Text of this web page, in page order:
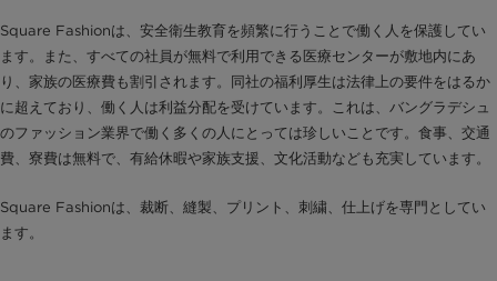
Square Fashionは、安全衛生教育を頻繁に行うことで働く人を保護してい
ます。また、すべての社員が無料で利用できる医療センターが敷地内にあ
り、家族の医療費も割引されます。同社の福利厚生は法律上の要件をはるか
に超えており、働く人は利益分配を受けています。これは、バングラデシュ
のファッション業界で働く多くの人にとっては珍しいことです。食事、交通
費、寮費は無料で、有給休暇や家族支援、文化活動なども充実しています。
Square Fashionは、裁断、縫製、プリント、刺繍、仕上げを専門としてい
ます。